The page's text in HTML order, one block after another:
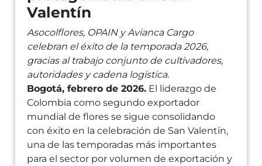
Valentín
Asocolflores, OPAIN y Avianca Cargo
celebran el éxito de la temporada 2026,
gracias al trabajo conjunto de cultivadores,
autoridades y cadena logística.
Bogotá, febrero de 2026. El liderazgo de
Colombia como segundo exportador
mundial de flores se sigue consolidando
con éxito en la celebración de San Valentín,
una de las temporadas más importantes
para el sector por volumen de exportación y